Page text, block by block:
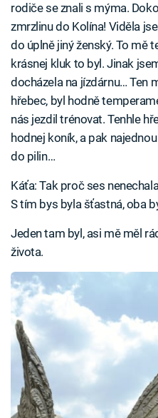
rodiče se znali s mýma.
zmrzlinu do Kolína! Viděla
do úplně jiný ženský. To mě
krásnej kluk to byl. Jinak
docházela na jízdárnu… Ten
hřebec, byl hodně
nás jezdil trénovat. Tenhle
hodnej koník, a pak
do pilin…
Káťa: Tak proč ses
S tím bys byla šťastná, oba
Jeden tam byl, asi mě měl
života.